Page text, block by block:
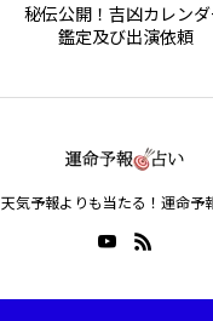
秘伝公開！吉凶カレン
鑑定及び出演依頼
天気予報よりも当たる！運命予